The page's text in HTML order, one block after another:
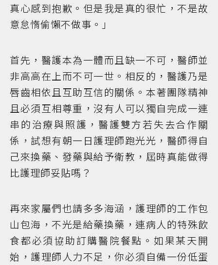
真心感到抱歉。但是我是真的很忙，不是故
意怠惰偷懶不做事。」
首先，醫護本為一體而且缺一不可，醫師並
非高高在上而不可一世。相反的，醫護乃是
唇齒相依且互助互信的關係。本著團隊精神
且必須互相尊重，沒有人可以獨自完成一連
串的治療與照護，醫護雙方若失去合作關
係，試想有朝一日護理師跑光光，醫師得自
己來換藥、發藥與給予衛教，屆時真能做得
比護理師妥貼嗎？
再來家屬們也請多多海涵，護理師的工作包
山包海，不光是給藥換藥，連病人的特殊飲
食都必須協助訂購醫院餐點。如果某天開
始，護理師人力不足，你必須自備一份低蛋